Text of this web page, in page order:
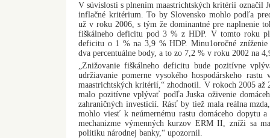
V súvislosti s plnením maastrichtských kritérií označil
inflačné kritérium. To by Slovensko mohlo podľa
už v roku 2006, s tým že dominantné pre naplnenie
fiškálneho deficitu pod 3 % z HDP. V tomto roku
deficitu o 1 % na 3,9 % HDP. Minu1oročné zníženie
dva percentuálne body, a to zo 7,2 % v roku 2002 na
„Znižovanie fiškálneho deficitu bude pozitívne
udržiavanie pomerne vysokého hospodárskeho
maastrichtských kritérií,“ zhodnotil. V rokoch 2005 až
malo pozitívne vplývať podľa Juska oživenie
zahraničných investícií. Rásť by tiež mala reálna
mohlo viesť k neúmernému rastu domáceho dopytu
mechanizme výmenných kurzov ERM II, zníži sa
politiku národnej banky,“ upozornil.